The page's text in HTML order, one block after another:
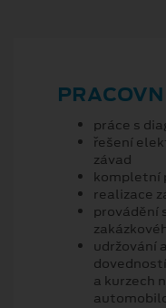
práce s
řešení
závad
kompletní
realizace
provádění
udržování
a kurzech